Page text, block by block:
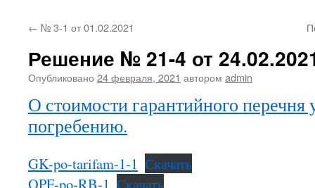
← № 3-1 от 01.02.2021
Решение № 21-4 от
Опубликовано 24 февраля, 2021 автором admin
О стоимости гарантийного перечня
погребению.
GK-po-tarifam-1-1 Скачать
OPF-po-RB-1 Скачать